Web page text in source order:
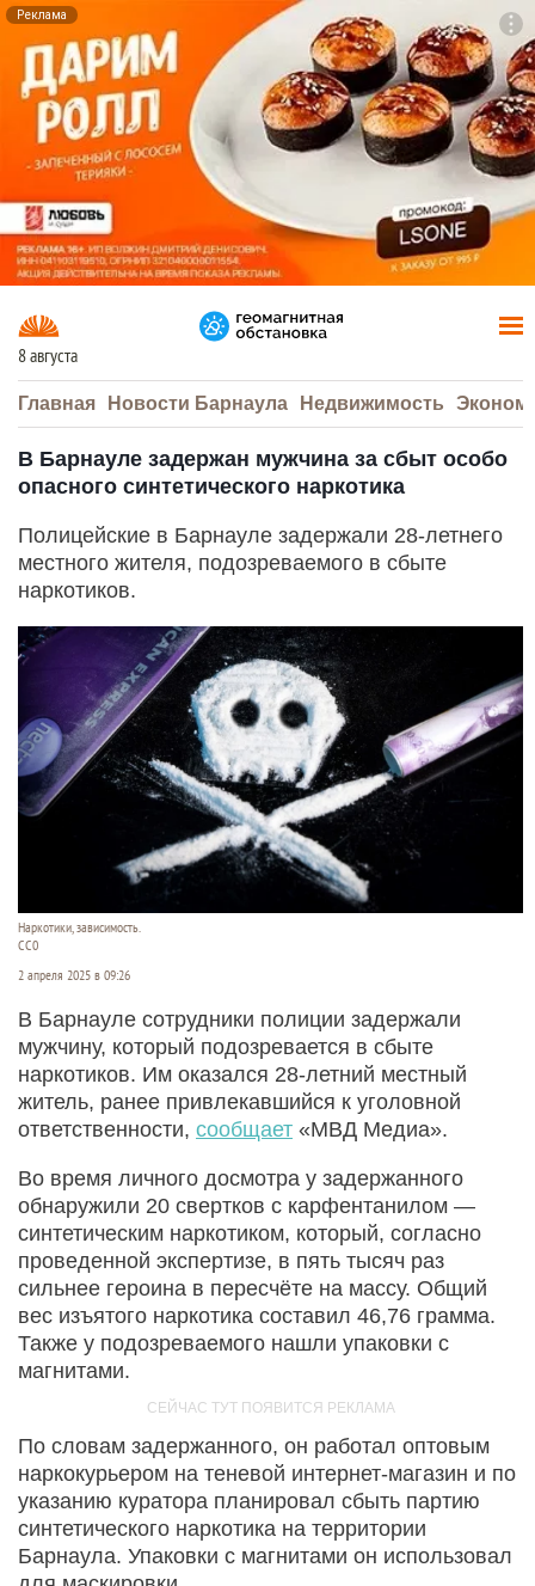
Реклама
8 августа
Главная Новости Барнаула Недвижимость
В Барнауле задержан мужчина за сбыт особо
опасного синтетического наркотика
Полицейские в Барнауле задержали 28-летнего
местного жителя, подозреваемого в сбыте
наркотиков.
Наркотики, зависимость.
CC0
2 апреля 2025 в 09:26
В Барнауле сотрудники полиции задержали
мужчину, который подозревается в сбыте
наркотиков. Им оказался 28-летний местный
житель, ранее привлекавшийся к уголовной
ответственности, сообщает «МВД Медиа».
Во время личного досмотра у задержанного
обнаружили 20 свертков с карфентанилом —
синтетическим наркотиком, который, согласно
проведенной экспертизе, в пять тысяч раз
сильнее героина в пересчёте на массу. Общий
вес изъятого наркотика составил 46,76 грамма.
Также у подозреваемого нашли упаковки с
магнитами.
По словам задержанного, он работал оптовым
наркокурьером на теневой интернет-магазин и по
указанию куратора планировал сбыть партию
синтетического наркотика на территории
Барнаула. Упаковки с магнитами он использовал